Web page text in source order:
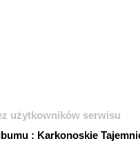
użytkowników serwisu
: Karkonoskie